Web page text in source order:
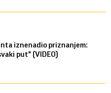
iznenadio priznanjem:
put" (VIDEO)